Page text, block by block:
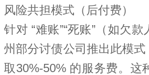
风险共担模式（后付费）
针对 “难账”“死账”（如欠
州部分讨债公司推出此模
取30%-50% 的服务费。这